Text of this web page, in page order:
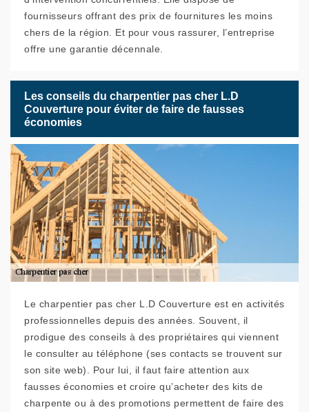
fournisseurs offrant des prix de fournitures les moins
chers de la région. Et pour vous rassurer, l’entreprise
offre une garantie décennale.
Les conseils du charpentier pas cher L.D
Couverture pour éviter de faire de fausses
économies
Le charpentier pas cher L.D Couverture est en activités
professionnelles depuis des années. Souvent, il
prodigue des conseils à des propriétaires qui viennent
le consulter au téléphone (ses contacts se trouvent sur
son site web). Pour lui, il faut faire attention aux
fausses économies et croire qu’acheter des kits de
charpente ou à des promotions permettent de faire des